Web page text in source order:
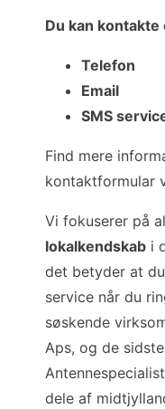
Du kan
Telefon
Email
SMS
Find mere
kontaktformular
Vi fokuserer på
lokalkendskab i
det betyder at
service når du
søskende
Aps, og de
dele af